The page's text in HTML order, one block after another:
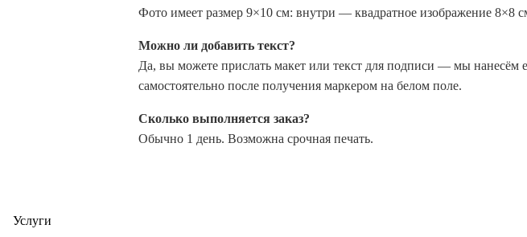
Фото имеет размер 9×10 см: внутри — квадратное изображение 8×8
Можно ли добавить текст?
Да, вы можете прислать макет или текст для подписи — мы
самостоятельно после получения маркером на белом поле.
Сколько выполняется заказ?
Обычно 1 день. Возможна срочная печать.
Услуги